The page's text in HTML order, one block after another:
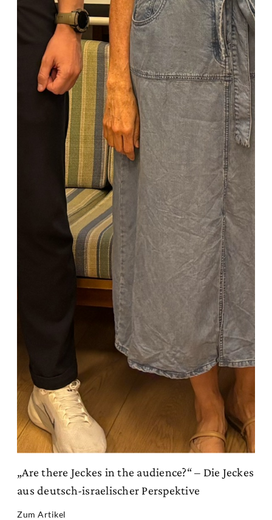
„Are there Jeckes in the audience?“ – Die Jeckes
aus deutsch-israelischer Perspektive
Zum Artikel